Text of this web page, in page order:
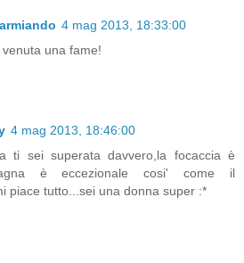
4 mag 2013, 18:33:00
una fame!
4 mag 2013, 18:46:00
ti sei superata davvero,la focaccia è
è eccezionale cosi' come il
piace tutto...sei una donna super :*